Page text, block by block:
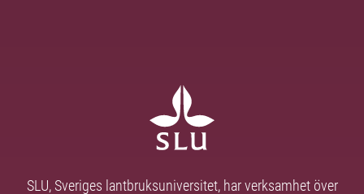
SLU, Sveriges lantbruksuniversitet, har verksamhet över